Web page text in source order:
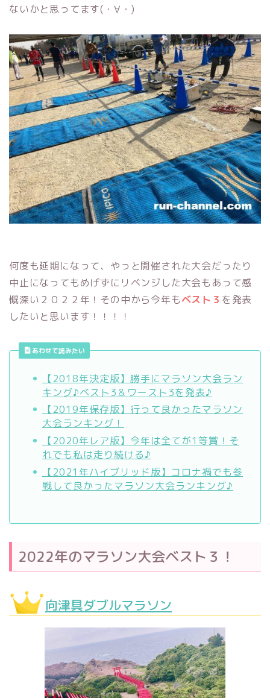
ないかと思ってます(・∀・)
何度も延期になって、やっと開催された大会だったり
中止になってもめげずにリベンジした大会もあって感
慨深い２０２２年！その中から今年もベスト３ を発表
したいと思います！！！！
あわせて読みたい
【2018年決定版】勝手にマラソン大会ラン
キング♪ベスト3＆ワースト3を発表♪
【2019年保存版】行って良かったマラソン
大会ランキング！
【2020年レア版】今年は全てが1等賞！そ
れでも私は走り続ける♪
【2021年ハイブリッド版】コロナ禍でも参
戦して良かったマラソン大会ランキング♪
2022年のマラソン大会ベスト３！
向津具ダブルマラソン